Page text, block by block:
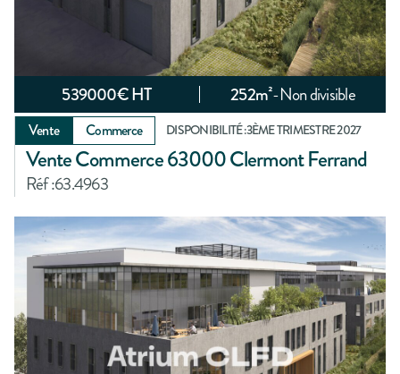
539000€ HT 252m²-Non divisible
Vente Commerce DISPONIBILITÉ :3ÈME TRIMESTRE 2027
Vente Commerce 63000 Clermont Ferrand
Réf :63.4963